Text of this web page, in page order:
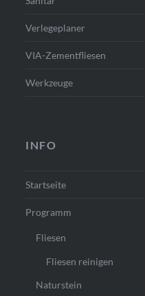
Verlegeplaner
VIA-Zementfliesen
Werkzeuge
INFO
Startseite
Programm
Fliesen
Fliesen reinigen
Naturstein